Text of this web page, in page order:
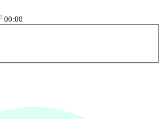
00:00